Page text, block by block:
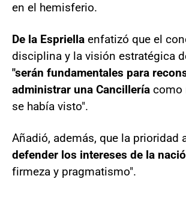
en el hemisferio.
De la Espriella enfatizó que el
disciplina y la visión estratégica
"serán fundamentales para
administrar una Cancillería como
se había visto".
Añadió, además, que la prioridad
defender los intereses de la
firmeza y pragmatismo".